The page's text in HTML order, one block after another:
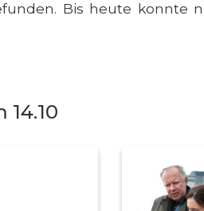
Bis heute